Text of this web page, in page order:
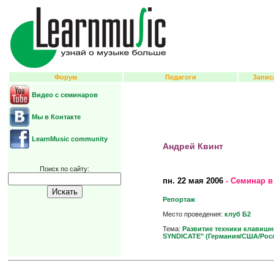
Форум Педагоги
Видео с семинаров
Мы в Контакте
LearnMusic community
Поиск по сайту:
Андрей Квинт
пн. 22 мая 2006- Семинар в
Репортаж
Место проведения: клуб Б2
Тема: Развитие техники
SYNDICATE" (Германия/США/